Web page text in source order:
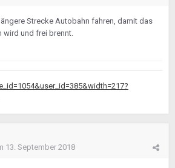
Strecke Autobahn fahren, damit das
wird und frei brennt.
13. September 2018